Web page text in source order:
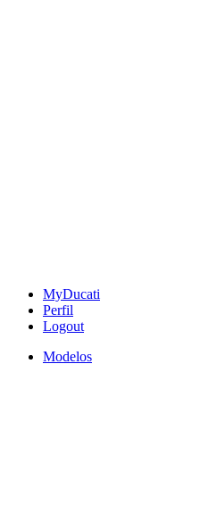
MyDucati
Perfil
Logout
Modelos